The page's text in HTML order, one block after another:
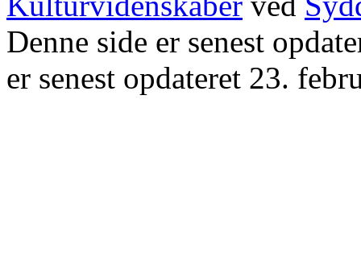
Denne side er senest
er senest opdateret 23.